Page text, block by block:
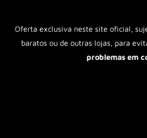
Termos de Serviço
Oferta exclusiva neste site oficial,
baratos ou de outras lojas, para
problemas em